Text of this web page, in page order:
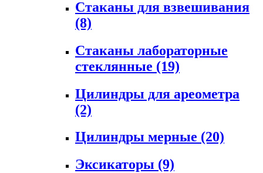
Стаканы для взвешивания
(8)
Стаканы лабораторные
стеклянные (19)
Цилиндры для ареометра
(2)
Цилиндры мерные (20)
Эксикаторы (9)